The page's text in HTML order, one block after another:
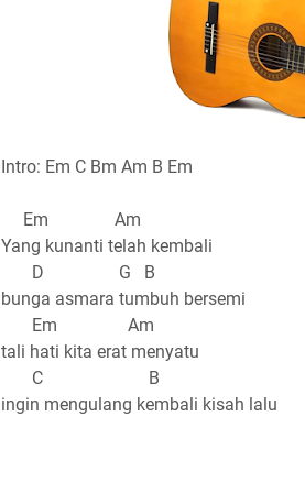
Intro: Em C Bm Am B Em
Em Am
Yang kunanti telah kembali
D G B
bunga asmara tumbuh bersemi
Em Am
tali hati kita erat menyatu
C B
ingin mengulang kembali kisah lalu